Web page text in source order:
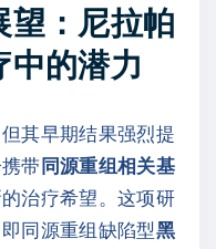
望：尼拉帕
中的潜力
其早期结果强烈提
带同源重组相关基
治疗希望。这项研
同源重组缺陷型黑